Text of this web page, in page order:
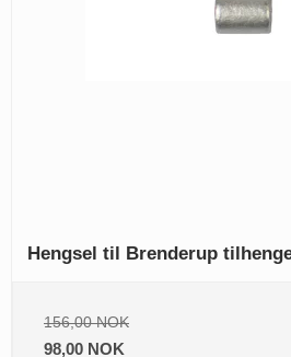
Hengsel til Brenderup
156,00 NOK
98,00 NOK